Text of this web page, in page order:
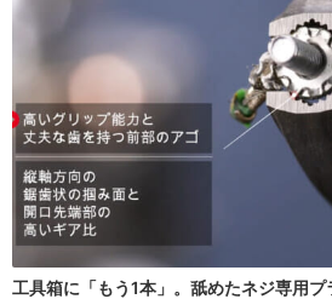
工具箱に「もう1本」。舐めたネジ専用